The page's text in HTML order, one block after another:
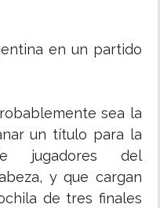
en un partido
sea la
un título para la
jugadores del
y que cargan
de tres finales